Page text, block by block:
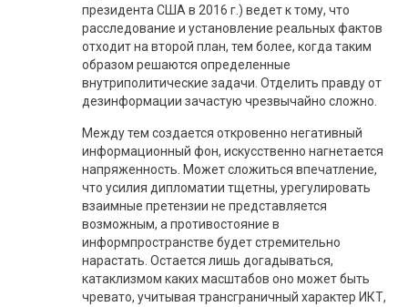
президента США в 2016 г.) ведет к тому, что
расследование и установление реальных фактов
отходит на второй план, тем более, когда таким
образом решаются определенные
внутриполитические задачи. Отделить правду от
дезинформации зачастую чрезвычайно сложно.
Между тем создается откровенно негативный
информационный фон, искусственно нагнетается
напряженность. Может сложиться впечатление,
что усилия дипломатии тщетны, урегулировать
взаимные претензии не представляется
возможным, а противостояние в
информпространстве будет стремительно
нарастать. Остается лишь догадываться,
катаклизмом каких масштабов оно может быть
чревато, учитывая трансграничный характер ИКТ,